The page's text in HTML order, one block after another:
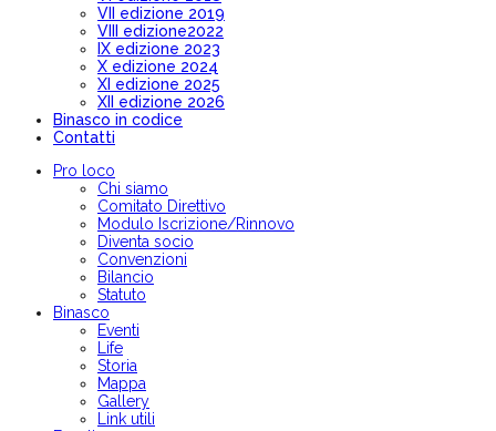
VII edizione 2019
VIII edizione2022
IX edizione 2023
X edizione 2024
XI edizione 2025
XII edizione 2026
Binasco in codice
Contatti
Pro loco
Chi siamo
Comitato Direttivo
Modulo Iscrizione/Rinnovo
Diventa socio
Convenzioni
Bilancio
Statuto
Binasco
Eventi
Life
Storia
Mappa
Gallery
Link utili